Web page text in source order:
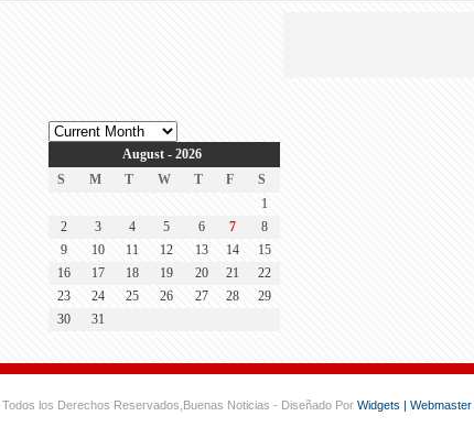
August - 2026
S
M T W T F
S
1
2
3 4 5 6 7
8
9
10 11 12 13 14
15
16
17 18 19 20 21
22
23
24 25 26 27 28
29
30
31
. Todos los Derechos Reservados, Buenas Noticias - Diseñado Por Widgets | Webmaster